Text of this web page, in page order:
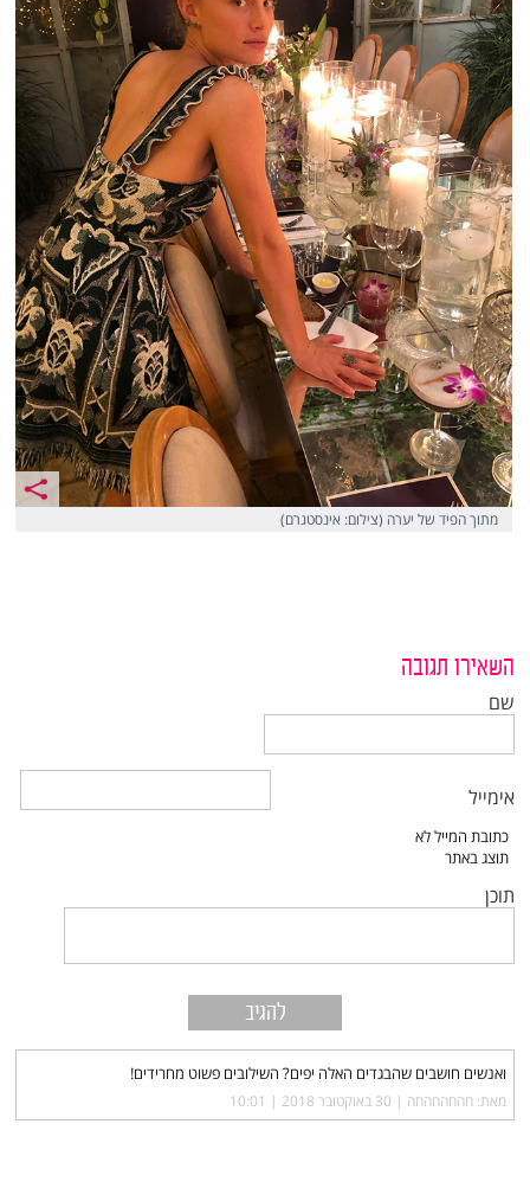
מתוך הפיד של יערה (צילום: אינסטגרם)
השאירו תגובה
שם
אימייל
תוכן
ואנשים חושבים שהבגדים האלה יפים? השילובים פשוט מחרידים!
מאת: חהחהחהחה |‏ 30 באוקטובר 2018 | 10:01